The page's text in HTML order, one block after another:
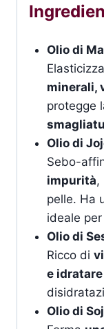
Olio di
minerali,
protegge
Olio di
Sebo-
impurità,
pelle. Ha
ideale
Olio di
Ricco di
e
Olio di